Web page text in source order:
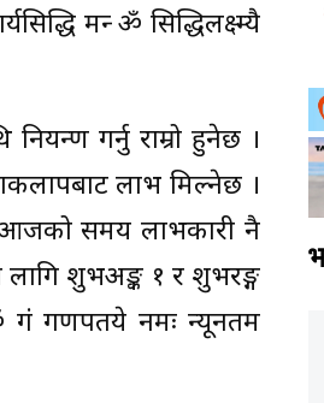
मन्त्र ॐ सिद्धिलक्ष्म्यै
गर्नु राम्रो हुनेछ ।
लाभ मिल्नेछ ।
समय लाभकारी नै
शुभअङ्क १ र शुभरङ्ग
ॐ गं गणपतये नमः न्यूनतम